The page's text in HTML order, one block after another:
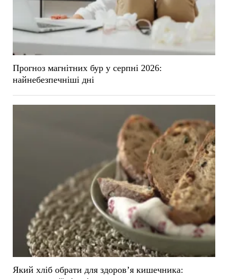
Прогноз магнітних бур у серпні 2026:
найнебезпечніші дні
Який хліб обрати для здоров’я кишечника: